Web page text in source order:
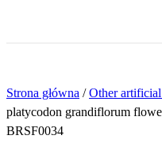
Strona główna /Other
platycodon grandiflorum
BRSF0034